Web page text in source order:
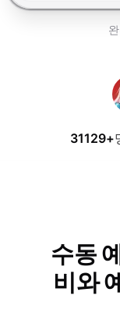
무료로 사용해보
31129+
수동
비와